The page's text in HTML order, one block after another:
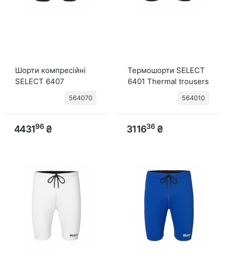
Шорти компресійні
SELECT 6407
564070
443196₴
Термошорти SELECT
6401 Thermal trousers
564010
311636₴